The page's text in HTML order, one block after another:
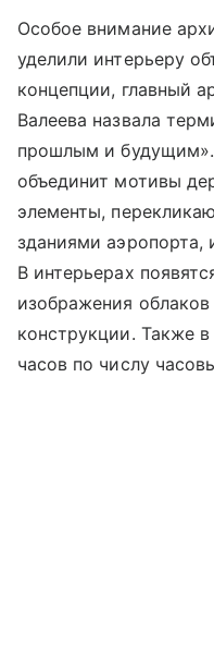
Особое внимание
уделили интерьеру
концепции, главный
Валеева назвала
прошлым и
объединит мотивы
элементы,
зданиями аэропорта,
В интерьерах
изображения
конструкции. Также в
часов по числу